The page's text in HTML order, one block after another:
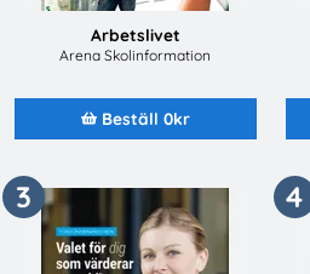
Arbetslivet
Arena Skolinformation
Beställ 0kr
3 4